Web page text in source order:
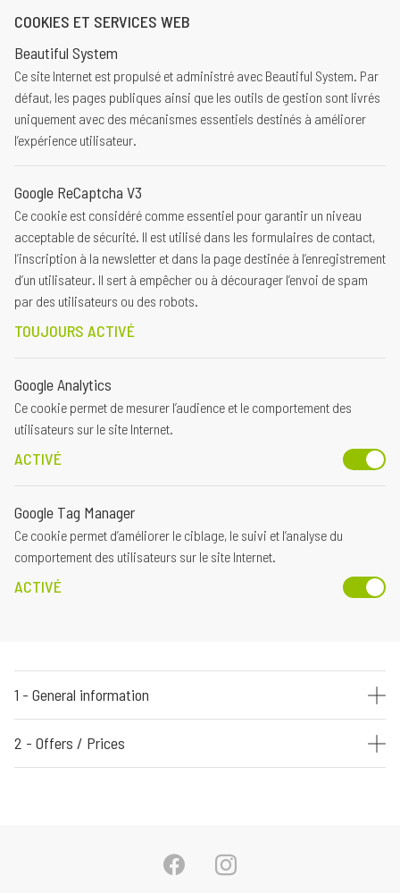
COOKIES ET SERVICES WEB
Beautiful System
Ce site Internet est propulsé et administré avec Beautiful System. Par
défaut, les pages publiques ainsi que les outils de gestion sont livrés
uniquement avec des mécanismes essentiels destinés à améliorer
l’expérience utilisateur.
Google ReCaptcha V3
Ce cookie est considéré comme essentiel pour garantir un niveau
acceptable de sécurité. Il est utilisé dans les formulaires de contact,
l’inscription à la newsletter et dans la page destinée à l’enregistrement
d’un utilisateur. Il sert à empêcher ou à décourager l’envoi de spam
par des utilisateurs ou des robots.
TOUJOURS ACTIVÉ
Google Analytics
Ce cookie permet de mesurer l’audience et le comportement des
utilisateurs sur le site Internet.
ACTIVÉ
Google Tag Manager
Ce cookie permet d’améliorer le ciblage, le suivi et l’analyse du
comportement des utilisateurs sur le site Internet.
ACTIVÉ
1 - General information
2 - Offers / Prices